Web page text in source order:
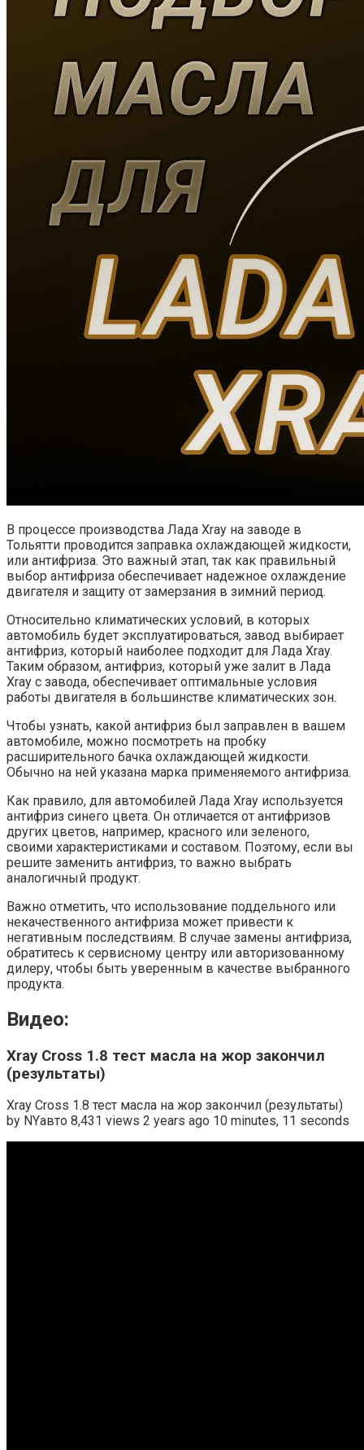
В процессе производства Лада Xray на заводе в
Тольятти проводится заправка охлаждающей жидкости,
или антифриза. Это важный этап, так как правильный
выбор антифриза обеспечивает надежное охлаждение
двигателя и защиту от замерзания в зимний период.
Относительно климатических условий, в которых
автомобиль будет эксплуатироваться, завод выбирает
антифриз, который наиболее подходит для Лада Xray.
Таким образом, антифриз, который уже залит в Лада
Xray с завода, обеспечивает оптимальные условия
работы двигателя в большинстве климатических зон.
Чтобы узнать, какой антифриз был заправлен в вашем
автомобиле, можно посмотреть на пробку
расширительного бачка охлаждающей жидкости.
Обычно на ней указана марка применяемого антифриза.
Как правило, для автомобилей Лада Xray используется
антифриз синего цвета. Он отличается от антифризов
других цветов, например, красного или зеленого,
своими характеристиками и составом. Поэтому, если вы
решите заменить антифриз, то важно выбрать
аналогичный продукт.
Важно отметить, что использование поддельного или
некачественного антифриза может привести к
негативным последствиям. В случае замены антифриза,
обратитесь к сервисному центру или авторизованному
дилеру, чтобы быть уверенным в качестве выбранного
продукта.
Видео:
Xray Cross 1.8 тест масла на жор закончил
(результаты)
Xray Cross 1.8 тест масла на жор закончил (результаты)
by NYавто 8,431 views 2 years ago 10 minutes, 11 seconds